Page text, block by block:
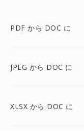
PDF から DOC に
JPEG から DOC に
XLSX から DOC に